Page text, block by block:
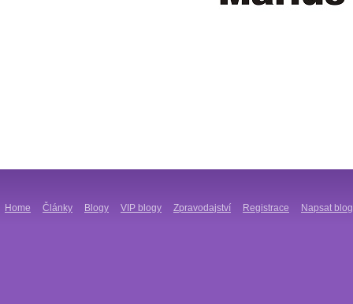
Home Články Blogy VIP blogy Zpravodajství Registrace Napsat blog